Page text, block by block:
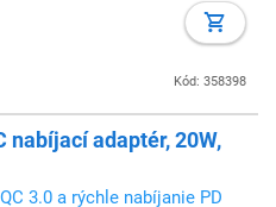
Kód: 358398
nabíjací adaptér, 20W,
3.0 a rýchle nabíjanie PD